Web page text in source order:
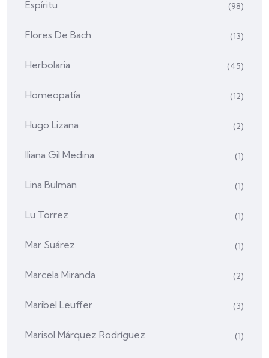
Espíritu (98)
Flores De Bach (13)
Herbolaria (45)
Homeopatía (12)
Hugo Lizana (2)
Iliana Gil Medina (1)
Lina Bulman (1)
Lu Torrez (1)
Mar Suárez (1)
Marcela Miranda (2)
Maribel Leuffer (3)
Marisol Márquez Rodríguez (1)